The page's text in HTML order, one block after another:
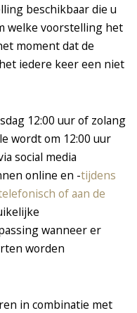
beschikbaar die u
welke voorstelling het
moment dat de
iedere keer een niet
12:00 uur of zolang
wordt om 12:00 uur
social media
online en -tijdens
of aan de
wanneer er
worden
in combinatie met